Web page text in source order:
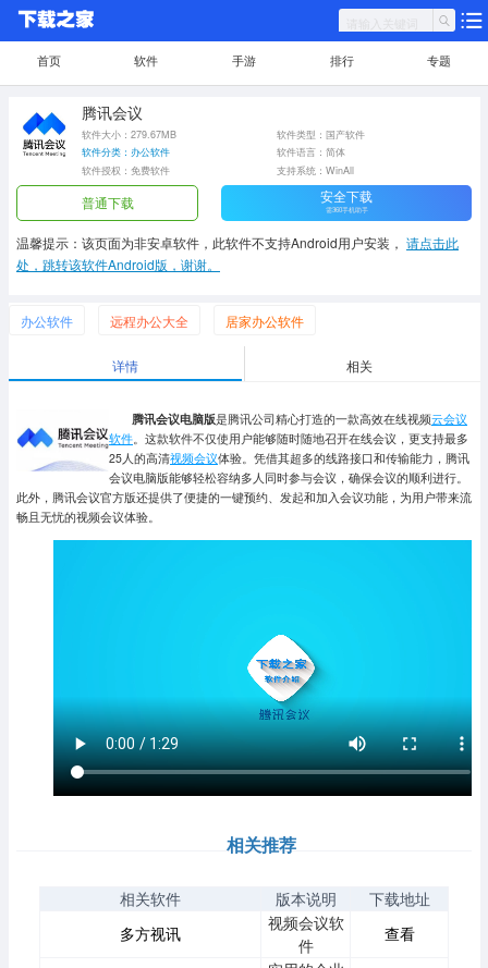
首页 软件 手游 排行 专题
腾讯会议
软件大小：279.67MB
软件类型：国产软件
软件分类：办公软件
软件语言：简体
软件授权：免费软件
支持系统：WinAll
普通下载 安全下载
需360手机助手
温馨提示：该页面为非安卓软件，此软件不支持Android用户安装， 请点击此
处，跳转该软件Android版，谢谢。
办公软件 远程办公大全 居家办公软件
详情 相关
腾讯会议电脑版是腾讯公司精心打造的一款高效在线视频云会议
软件。这款软件不仅使用户能够随时随地召开在线会议，更支持最多
25人的高清视频会议体验。凭借其超多的线路接口和传输能力，腾讯
会议电脑版能够轻松容纳多人同时参与会议，确保会议的顺利进行。
此外，腾讯会议官方版还提供了便捷的一键预约、发起和加入会议功能，为用户带来流
畅且无忧的视频会议体验。
相关推荐
相关软件 版本说明
下载地址
多方视讯
视频会议软
件
查看